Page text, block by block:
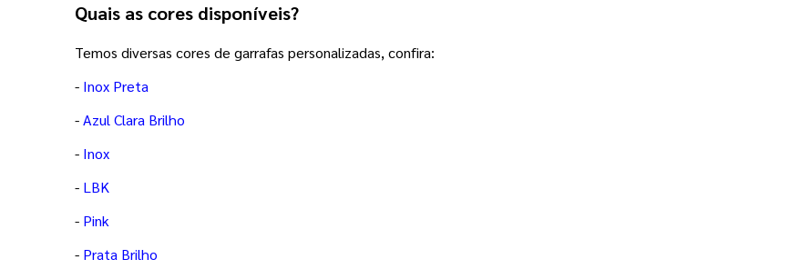
Quais as cores disponíveis?
Temos diversas cores de garrafas personalizadas, confira:
- Inox Preta
-Azul Clara Brilho
- Inox
- LBK
- Pink
- Prata Brilho